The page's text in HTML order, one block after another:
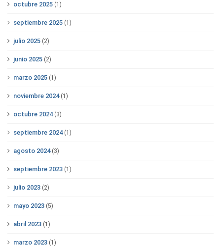
octubre 2025 (1)
septiembre 2025 (1)
julio 2025 (2)
junio 2025 (2)
marzo 2025 (1)
noviembre 2024(1)
octubre 2024(3)
septiembre 2024(1)
agosto 2024(3)
septiembre 2023 (1)
julio 2023 (2)
mayo 2023 (5)
abril 2023 (1)
marzo 2023 (1)